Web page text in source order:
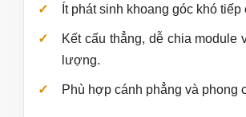
Ít phát sinh khoang góc khó tiếp
Kết cấu thẳng, dễ chia module
lượng.
Phù hợp cánh phẳng và phong